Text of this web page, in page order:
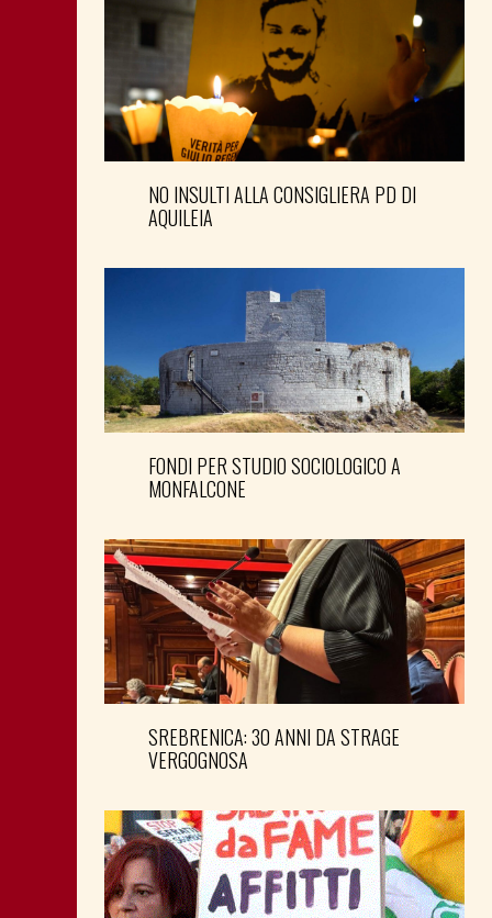
NO INSULTI ALLA CONSIGLIERA PD DI
AQUILEIA
FONDI PER STUDIO SOCIOLOGICO A
MONFALCONE
SREBRENICA: 30 ANNI DA STRAGE
VERGOGNOSA